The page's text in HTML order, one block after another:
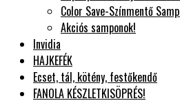
Color Save-Színmentő
Akciós samponok!
Invidia
HAJKEFÉK
Ecset, tál, kötény, festőkendő
FANOLA KÉSZLETKISÖPRÉS!